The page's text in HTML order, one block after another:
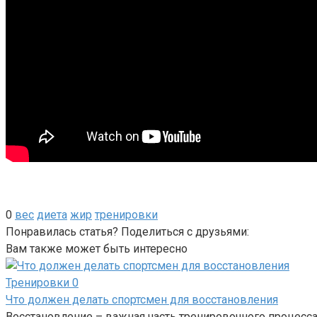
0 вес диета жир тренировки
Понравилась статья? Поделиться с друзьями:
Вам также может быть интересно
Тренировки 0
Что должен делать спортсмен для восстановления